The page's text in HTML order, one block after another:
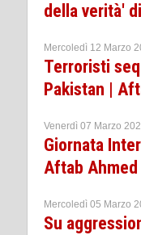
della verità'
Mercoledì 12 Marzo
Terroristi
Pakistan |
Venerdì 07 Marzo
Giornata
Aftab Ahmed
Mercoledì 05 Marzo
Su